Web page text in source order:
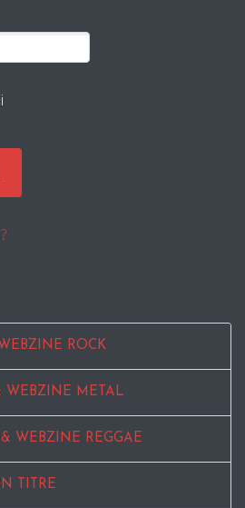
ROCK
WEBZINE METAL
WEBZINE REGGAE
TITRE